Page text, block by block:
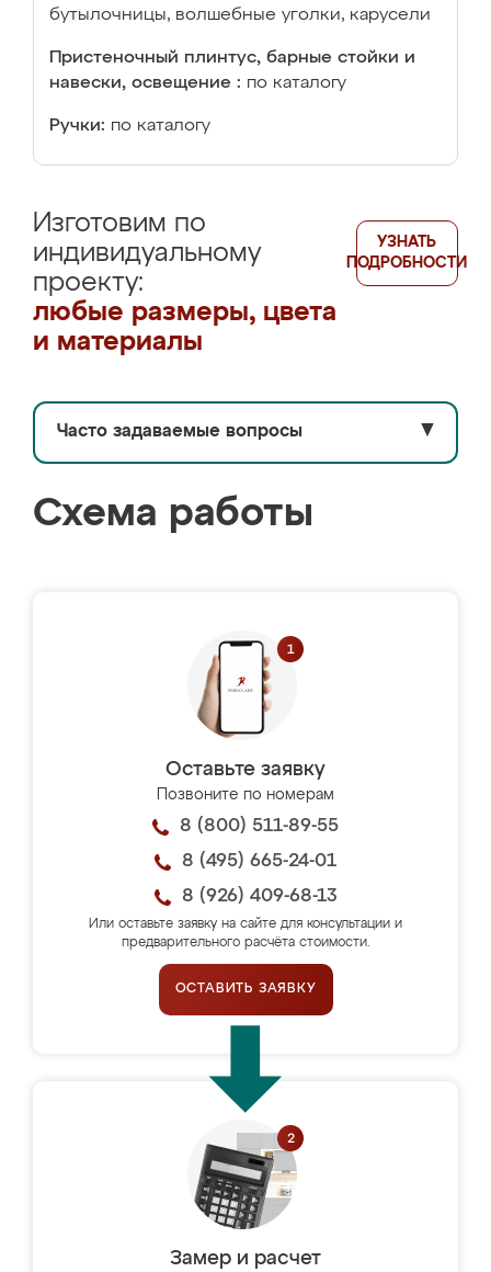
бутылочницы, волшебные уголки, карусели
Пристеночный плинтус, барные стойки и
навески, освещение : по каталогу
Ручки: по каталогу
Изготовим по
индивидуальному
проекту:
любые размеры, цвета
и материалы
УЗНАТЬ
ПОДРОБНОСТИ
Часто задаваемые вопросы ▼
Схема работы
Оставьте заявку
Позвоните по номерам
8 (800) 511-89-55
8 (495) 665-24-01
8 (926) 409-68-13
Или оставьте заявку на сайте для консультации и
предварительного расчёта стоимости.
ОСТАВИТЬ ЗАЯВКУ
Замер и расчет